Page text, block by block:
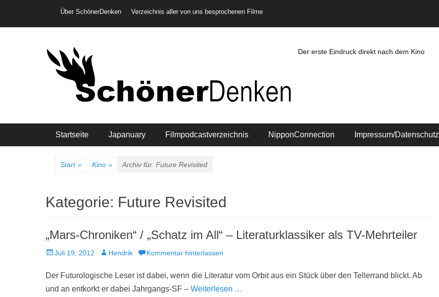
Header-Menü
Über SchönerDenken Verzeichnis aller von uns besprochenen Filme
Der erste Eindruck direkt nach dem Kino
Hauptmenü
Startseite Japanuary Filmpodcastverzeichnis NipponConnection Impressum/Datenschutz
Start » Kino » Archiv für Future Revisited
Kategorie: Future Revisited
„Mars-Chroniken“ / „Schatz im All“ – Literaturklassiker als TV-Mehrteiler
Veröffentlicht
Juli 19, 2012 AutorHendrik Kommentar hinterlassen
Der Futurologische Leser ist dabei, wenn die Literatur vom Orbit aus ein Stück über den Tellerrand blickt. Ab
und an entkorkt er dabei Jahrgangs-SF – Weiterlesen …